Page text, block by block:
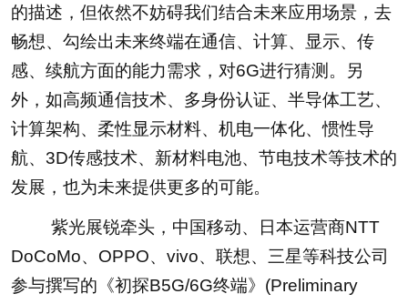
的描述，但依然不妨碍我们结合未来应用场景，去
畅想、勾绘出未来终端在通信、计算、显示、传
感、续航方面的能力需求，对6G进行猜测。另
外，如高频通信技术、多身份认证、半导体工艺、
计算架构、柔性显示材料、机电一体化、惯性导
航、3D传感技术、新材料电池、节电技术等技术的
发展，也为未来提供更多的可能。
紫光展锐牵头，中国移动、日本运营商NTT
DoCoMo、OPPO、vivo、联想、三星等科技公司
参与撰写的《初探B5G/6G终端》(Preliminary